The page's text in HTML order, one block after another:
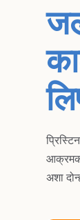
आक्रमक
अशा